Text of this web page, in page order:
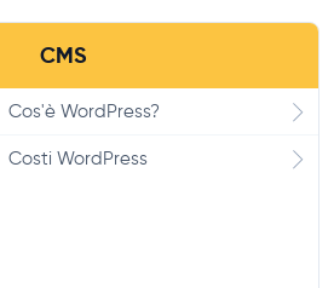
CMS
Cos'è WordPress?
Costi WordPress